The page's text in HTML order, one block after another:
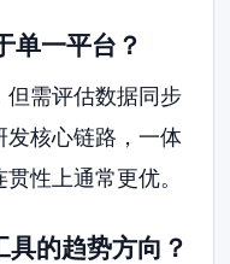
单一平台？
但需评估数据同步
发核心链路，一体
性上通常更优。
的趋势方向？